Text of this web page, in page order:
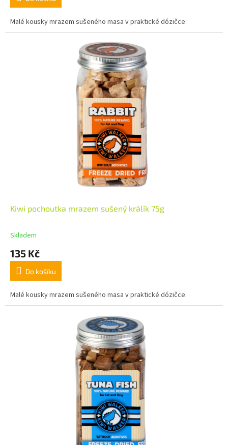
Malé kousky mrazem sušeného masa v praktické dózičce.
Kiwi pochoutka mrazem sušený králík 75g
Skladem
135 Kč
Do košíku
Malé kousky mrazem sušeného masa v praktické dózičce.